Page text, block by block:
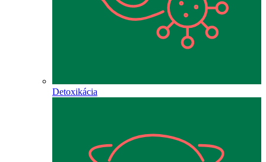
Detoxikácia